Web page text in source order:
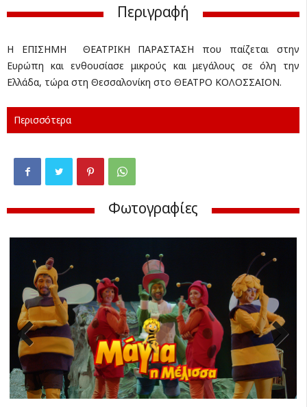
Περιγραφή
Η ΕΠΙΣΗΜΗ ΘΕΑΤΡΙΚΗ ΠΑΡΑΣΤΑΣΗ που παίζεται στην
Ευρώπη και ενθουσίασε μικρούς και μεγάλους σε όλη την
Ελλάδα, τώρα στη Θεσσαλονίκη στο ΘΕΑΤΡΟ ΚΟΛΟΣΣΑΙΟΝ.
Περισσότερα
Φωτογραφίες
Previ
ous
Next